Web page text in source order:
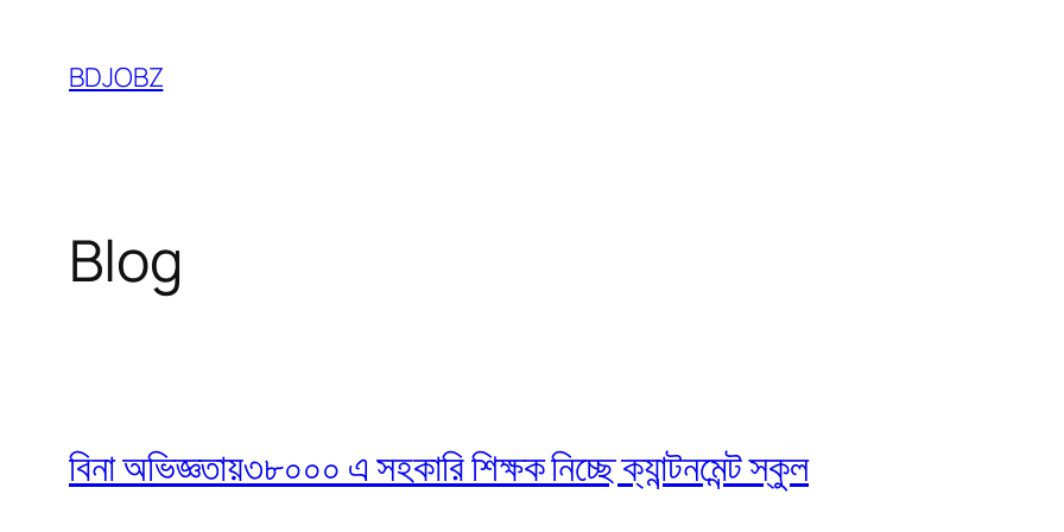
content
BDJOBZ
Blog
বিনা অভিজ্ঞতায়৩৮০০০ এ সহকারি শিক্ষক নিচ্ছে ক্যান্টনমেন্ট স্কুল